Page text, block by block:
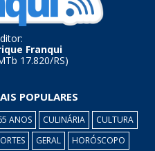
Franqui
17.820/RS)
POPULARES
ANOS CULINÁRIA
CULTURA
GERAL
HORÓSCOPO